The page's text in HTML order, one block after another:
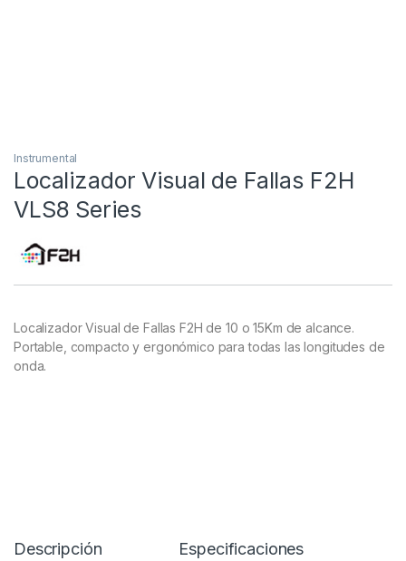
Instrumental
Localizador Visual de Fallas F2H
VLS8 Series
Localizador Visual de Fallas F2H de 10 o 15Km de alcance.
Portable, compacto y ergonómico para todas las longitudes de
onda.
Descripción Specification